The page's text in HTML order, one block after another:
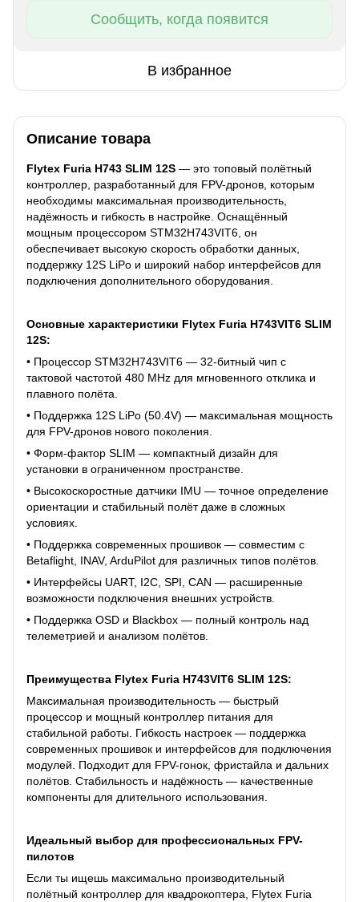
Сообщить, когда появится
В избранное
Описание товара
Flytex Furia H743 SLIM 12S — это топовый полётный
контроллер, разработанный для FPV-дронов, которым
необходимы максимальная производительность,
надёжность и гибкость в настройке. Оснащённый
мощным процессором STM32H743VIT6, он
обеспечивает высокую скорость обработки данных,
поддержку 12S LiPo и широкий набор интерфейсов для
подключения дополнительного оборудования.
Основные характеристики Flytex Furia H743VIT6 SLIM
12S:
• Процессор STM32H743VIT6 — 32-битный чип с
тактовой частотой 480 MHz для мгновенного отклика и
плавного полёта.
• Поддержка 12S LiPo (50.4V) — максимальная мощность
для FPV-дронов нового поколения.
• Форм-фактор SLIM — компактный дизайн для
установки в ограниченном пространстве.
• Высокоскоростные датчики IMU — точное определение
ориентации и стабильный полёт даже в сложных
условиях.
• Поддержка современных прошивок — совместим с
Betaflight, INAV, ArduPilot для различных типов полётов.
• Интерфейсы UART, I2C, SPI, CAN — расширенные
возможности подключения внешних устройств.
• Поддержка OSD и Blackbox — полный контроль над
телеметрией и анализом полётов.
Преимущества Flytex Furia H743VIT6 SLIM 12S:
Максимальная производительность — быстрый
процессор и мощный контроллер питания для
стабильной работы. Гибкость настроек — поддержка
современных прошивок и интерфейсов для подключения
модулей. Подходит для FPV-гонок, фристайла и дальних
полётов. Стабильность и надёжность — качественные
компоненты для длительного использования.
Идеальный выбор для профессиональных FPV-
пилотов
Если ты ищешь максимально производительный
полётный контроллер для квадрокоптера, Flytex Furia